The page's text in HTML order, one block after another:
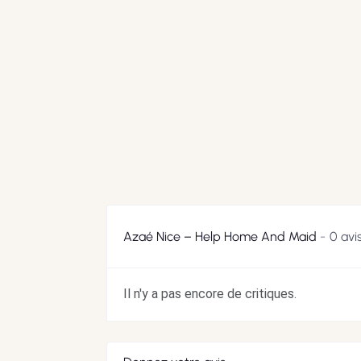
Azaé Nice – Help Home And Maid 0
Il n'y a pas encore de critiques.